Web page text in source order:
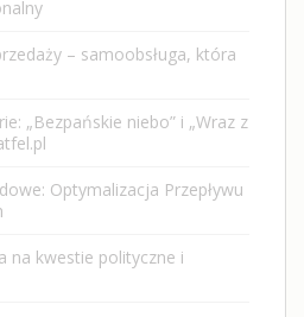
– samoobsługa, która
„Bezpańskie niebo” i „Wraz z
Optymalizacja Przepływu
na kwestie polityczne i